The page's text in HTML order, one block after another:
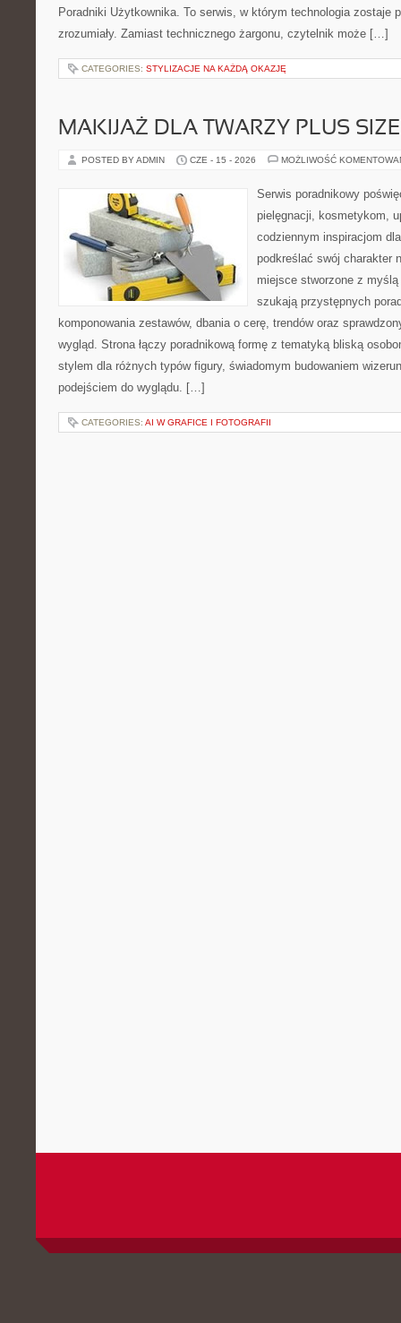
Poradniki Użytkownika. To serwis, w którym technologia zostaje
zrozumiały. Zamiast technicznego żargonu, czytelnik może […]
CATEGORIES: STYLIZACJE NA KAŻDĄ OKAZJĘ
MAKIJAŻ DLA TWARZY PLUS SIZE
POSTED BY ADMIN CZE - 15 - 2026 MOŻLIWOŚĆ
Serwis poradnikowy
pielęgnacji, kosmetykom,
codziennym inspiracjom
podkreślać swój charakter
miejsce stworzone z
szukają przystępnych
komponowania zestawów, dbania o cerę, trendów oraz
wygląd. Strona łączy poradnikową formę z tematyką bliską
stylem dla różnych typów figury, świadomym budowaniem
podejściem do wyglądu. […]
CATEGORIES: AI W GRAFICE I FOTOGRAFII